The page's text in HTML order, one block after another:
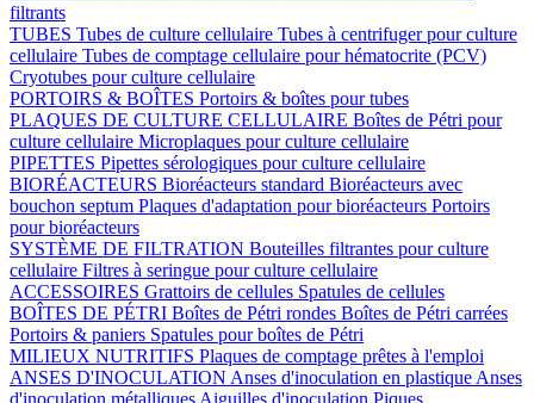
filtrants
TUBES Tubes de culture cellulaire Tubes à centrifuger pour culture
cellulaire Tubes de comptage cellulaire pour hématocrite (PCV)
Cryotubes pour culture cellulaire
PORTOIRS & BOÎTES Portoirs & boîtes pour tubes
PLAQUES DE CULTURE CELLULAIRE Boîtes de Pétri pour
culture cellulaire Microplaques pour culture cellulaire
PIPETTES Pipettes sérologiques pour culture cellulaire
BIORÉACTEURS Bioréacteurs standard Bioréacteurs avec
bouchon septum Plaques d'adaptation pour bioréacteurs Portoirs
pour bioréacteurs
SYSTÈME DE FILTRATION Bouteilles filtrantes pour culture
cellulaire Filtres à seringue pour culture cellulaire
ACCESSOIRES Grattoirs de cellules Spatules de cellules
BOÎTES DE PÉTRI Boîtes de Pétri rondes Boîtes de Pétri carrées
Portoirs & paniers Spatules pour boîtes de Pétri
MILIEUX NUTRITIFS Plaques de comptage prêtes à l'emploi
ANSES D'INOCULATION Anses d'inoculation en plastique Anses